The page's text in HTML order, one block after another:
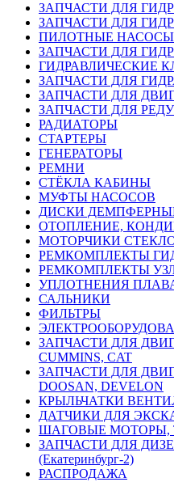
ЗАПЧАСТИ ДЛЯ
ЗАПЧАСТИ ДЛЯ
ПИЛОТНЫЕ НАСОСЫ
ЗАПЧАСТИ ДЛЯ
ГИДРАВЛИЧЕСКИЕ
ЗАПЧАСТИ ДЛЯ
ЗАПЧАСТИ ДЛЯ
ЗАПЧАСТИ ДЛЯ
РАДИАТОРЫ
СТАРТЕРЫ
ГЕНЕРАТОРЫ
РЕМНИ
СТЁКЛА КАБИНЫ
МУФТЫ НАСОСОВ
ДИСКИ
ОТОПЛЕНИЕ,
МОТОРЧИКИ
РЕМКОМПЛЕКТЫ
РЕМКОМПЛЕКТЫ
УПЛОТНЕНИЯ
САЛЬНИКИ
ФИЛЬТРЫ
ЗАПЧАСТИ ДЛЯ
CUMMINS, CAT
ЗАПЧАСТИ ДЛЯ
DOOSAN, DEVELON
КРЫЛЬЧАТКИ
ДАТЧИКИ ДЛЯ
ШАГОВЫЕ МОТОРЫ,
ЗАПЧАСТИ ДЛЯ
(Екатеринбург-2)
РАСПРОДАЖА